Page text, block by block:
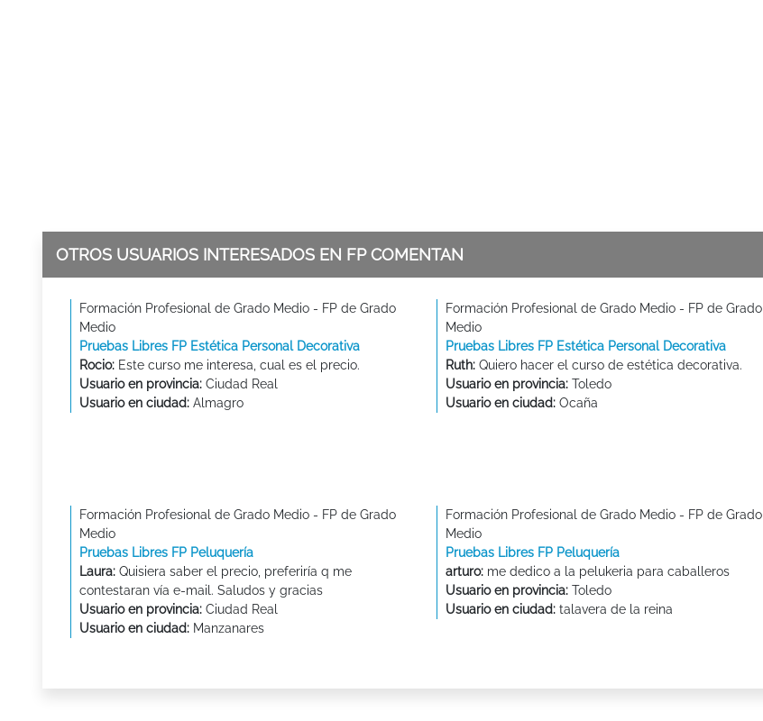
OTROS USUARIOS INTERESADOS EN FP COMENTAN
Formación Profesional de Grado Medio - FP de Grado
Medio
Pruebas Libres FP Estética Personal Decorativa
Rocio: Este curso me interesa, cual es el precio.
Usuario en provincia: Ciudad Real
Usuario en ciudad: Almagro
Formación Profesional de Grado Medio - FP de Grado
Medio
Pruebas Libres FP Estética Personal Decorativa
Ruth: Quiero hacer el curso de estética decorativa.
Usuario en provincia: Toledo
Usuario en ciudad: Ocaña
Formación Profesional de Grado Medio - FP de Grado
Medio
Pruebas Libres FP Peluquería
Laura: Quisiera saber el precio, preferiría q me
contestaran vía e-mail. Saludos y gracias
Usuario en provincia: Ciudad Real
Usuario en ciudad: Manzanares
Formación Profesional de Grado Medio - FP de Grado
Medio
Pruebas Libres FP Peluquería
arturo: me dedico a la pelukeria para caballeros
Usuario en provincia: Toledo
Usuario en ciudad: talavera de la reina